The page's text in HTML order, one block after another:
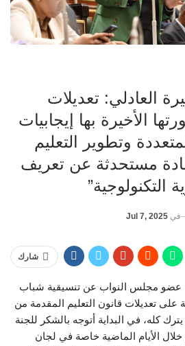
العادلي: تعديلات
الأخيرة بها إيجابيات
وتطوير التعليم
مستحدثة عن تعريف
التكنولوجية”
في Jul 7, 2025
شارك
عضو مجلس النواب عن تنسيقية شباب
على تعديلات قانون التعليم المقدمة من
كله، في البداية أتوجه بالشكر للجنة
خلال الأيام الماضية خاصة في لجان